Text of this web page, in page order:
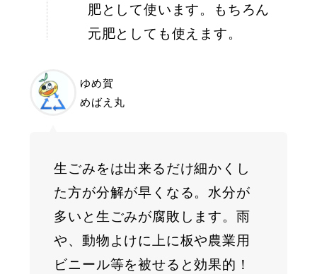
肥として使います。もちろん
元肥としても使えます。
ゆめ賀
めばえ丸
生ごみをは出来るだけ細かくし
た方が分解が早くなる。水分が
多いと生ごみが腐敗します。雨
や、動物よけに上に板や農業用
ビニール等を被せると効果的！